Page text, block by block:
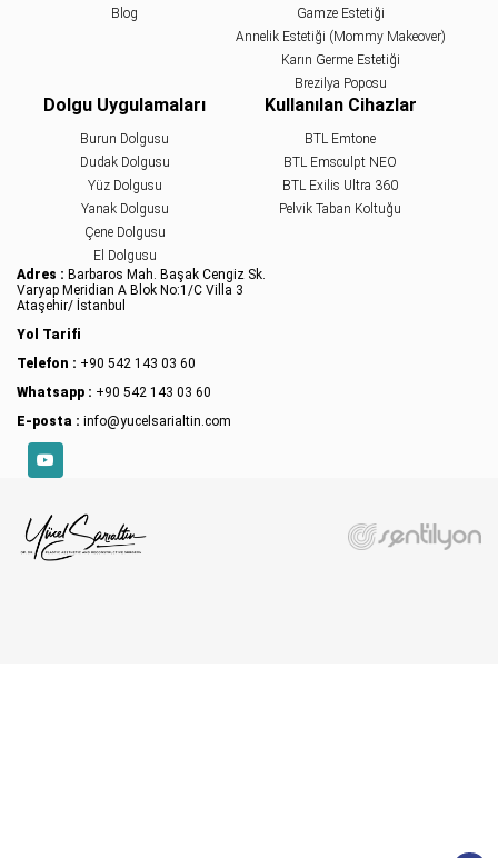
Blog
Gamze Estetiği
Annelik Estetiği (Mommy Makeover)
Karın Germe Estetiği
Brezilya Poposu
Dolgu Uygulamaları
Burun Dolgusu
Dudak Dolgusu
Yüz Dolgusu
Yanak Dolgusu
Çene Dolgusu
El Dolgusu
Kullanılan Cihazlar
BTL Emtone
BTL Emsculpt NEO
BTL Exilis Ultra 360
Pelvik Taban Koltuğu
Adres : Barbaros Mah. Başak Cengiz Sk.
Varyap Meridian A Blok No:1/C Villa 3
Ataşehir/ İstanbul
Yol Tarifi
Telefon : +90 542 143 03 60
Whatsapp : +90 542 143 03 60
E-posta : info@yucelsarialtin.com
YouTube